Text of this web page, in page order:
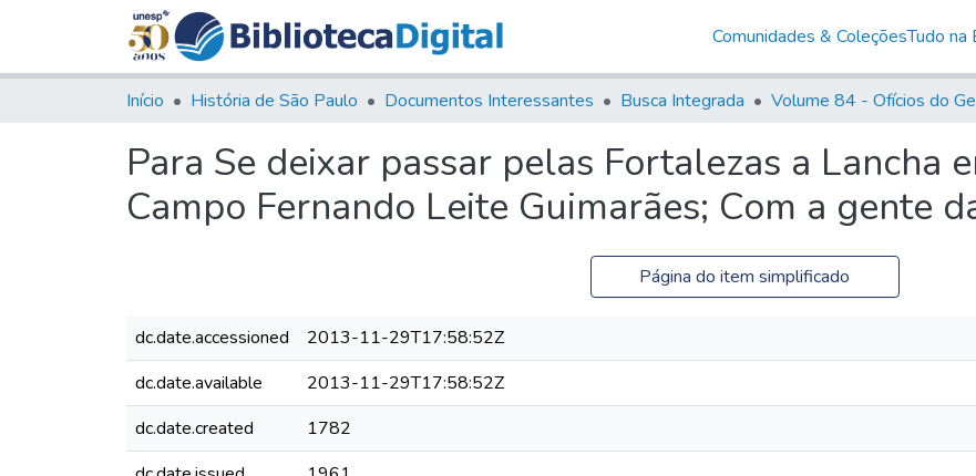
Comunidades & ColeçõesTudo na
Início História de São Paulo Documentos Interessantes Busca Integrada
Para Se deixar passar pelas Fortalezas a Lancha
Campo Fernando Leite Guimarães; Com a gente
Página do item simplificado
dc.date.accessioned
2013-11-29T17:58:52Z
dc.date.available
2013-11-29T17:58:52Z
dc.date.created
1782